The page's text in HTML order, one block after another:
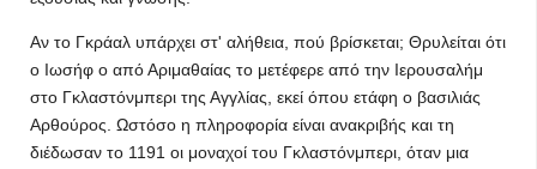
Αν το Γκράαλ υπάρχει στ' αλήθεια, πού βρίσκεται; Θρυλείται ότι
ο Ιωσήφ ο από Αριμαθαίας το μετέφερε από την Ιερουσαλήμ
στο Γκλαστόνμπερι της Αγγλίας, εκεί όπου ετάφη ο βασιλιάς
Αρθούρος. Ωστόσο η πληροφορία είναι ανακριβής και τη
διέδωσαν το 1191 οι μοναχοί του Γκλαστόνμπερι, όταν μια